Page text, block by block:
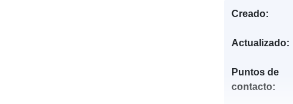
Creado:
Actualizado:
Puntos de
contacto: